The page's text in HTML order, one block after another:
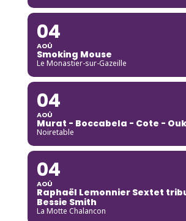
04
AOÛ
Smoking Mouse
Le Monastier-sur-Gazeille
04
AOÛ
Murat - Boccabela - Cote -
Noiretable
04
AOÛ
Raphaël Lemonnier Sextet
Bessie Smith
La Motte Chalancon